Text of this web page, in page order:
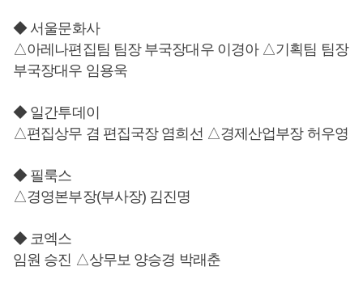
◆ 서울문화사
△아레나편집팀 팀장 부국장대우 이경아 △기획팀 팀장
부국장대우 임용욱
◆ 일간투데이
△편집상무 겸 편집국장 염희선 △경제산업부장 허우영
◆ 필룩스
△경영본부장(부사장) 김진명
◆ 코엑스
임원 승진 △상무보 양승경 박래춘